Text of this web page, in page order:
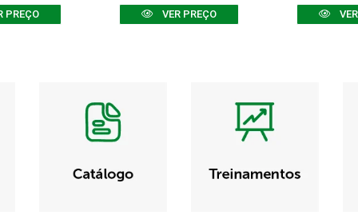
PREÇO VER PREÇO